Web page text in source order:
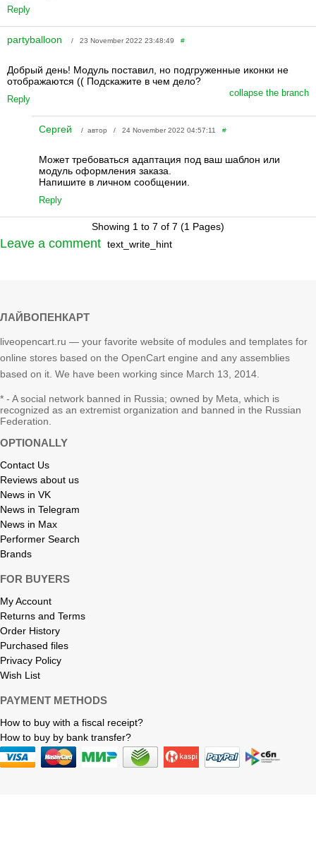
Reply
partyballoon / 23 November 2022 23:48:49 #
Добрый день! Модуль поставил, но подгруженные иконки не
отображаются (( Подскажите в чем дело?
Reply
collapse the branch
Сергей / автор / 24 November 2022 04:57:11 #
Может требоваться адаптация под ваш шаблон или
модуль оформления заказа.
Напишите в личном сообщении.
Reply
Showing 1 to 7 of 7 (1 Pages)
Leave a comment text_write_hint
ЛАЙВОПЕНКАРТ
liveopencart.ru — your favorite website of modules and templates for
online stores based on the OpenCart engine and any assemblies
based on it. We have been working since March 13, 2014.
* - A social network banned in Russia; owned by Meta, which is
recognized as an extremist organization and banned in the Russian
Federation.
OPTIONALLY
Contact Us
Reviews about us
News in VK
News in Telegram
News in Max
Performer Search
Brands
FOR BUYERS
My Account
Returns and Terms
Order History
Purchased files
Privacy Policy
Wish List
PAYMENT METHODS
How to buy with a fiscal receipt?
How to buy by bank transfer?